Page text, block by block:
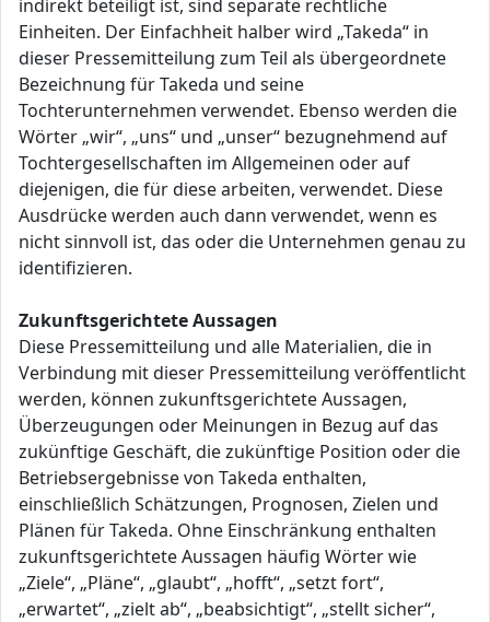
indirekt beteiligt ist, sind separate rechtliche
Einheiten. Der Einfachheit halber wird „Takeda“ in
dieser Pressemitteilung zum Teil als übergeordnete
Bezeichnung für Takeda und seine
Tochterunternehmen verwendet. Ebenso werden die
Wörter „wir“, „uns“ und „unser“ bezugnehmend auf
Tochtergesellschaften im Allgemeinen oder auf
diejenigen, die für diese arbeiten, verwendet. Diese
Ausdrücke werden auch dann verwendet, wenn es
nicht sinnvoll ist, das oder die Unternehmen genau zu
identifizieren.
Zukunftsgerichtete Aussagen
Diese Pressemitteilung und alle Materialien, die in
Verbindung mit dieser Pressemitteilung veröffentlicht
werden, können zukunftsgerichtete Aussagen,
Überzeugungen oder Meinungen in Bezug auf das
zukünftige Geschäft, die zukünftige Position oder die
Betriebsergebnisse von Takeda enthalten,
einschließlich Schätzungen, Prognosen, Zielen und
Plänen für Takeda. Ohne Einschränkung enthalten
zukunftsgerichtete Aussagen häufig Wörter wie
„Ziele“, „Pläne“, „glaubt“, „hofft“, „setzt fort“,
„erwartet“, „zielt ab“, „beabsichtigt“, „stellt sicher“,